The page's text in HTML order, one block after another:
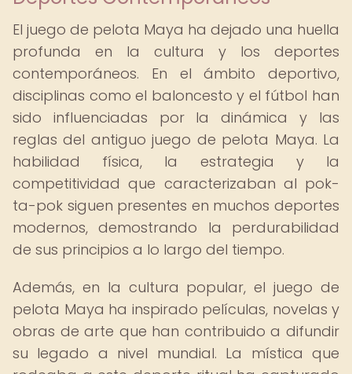
El juego de pelota Maya ha dejado una huella
profunda en la cultura y los deportes
contemporáneos. En el ámbito deportivo,
disciplinas como el baloncesto y el fútbol han
sido influenciadas por la dinámica y las
reglas del antiguo juego de pelota Maya. La
habilidad física, la estrategia y la
competitividad que caracterizaban al pok-
ta-pok siguen presentes en muchos deportes
modernos, demostrando la perdurabilidad
de sus principios a lo largo del tiempo.
Además, en la cultura popular, el juego de
pelota Maya ha inspirado películas, novelas y
obras de arte que han contribuido a difundir
su legado a nivel mundial. La mística que